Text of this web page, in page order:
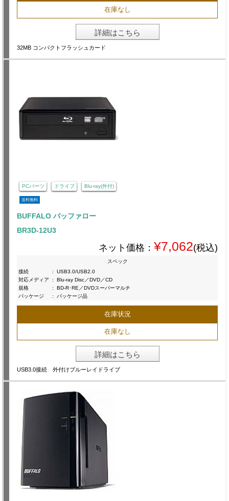
在庫なし
詳細はこちら
32MB コンパクトフラッシュカード
PCパーツ ドライブ Blu-ray(外付)
送料無料
BUFFALO バッファロー
BR3D-12U3
ネット価格： ¥7,062(税込)
スペック
接続
:
USB3.0/USB2.0
対応メディア
:
Blu-ray Disc／DVD／CD
規格
:
BD-R･RE／DVDスーパーマルチ
パッケージ
: パッケージ品
在庫状況
在庫なし
詳細はこちら
USB3.0接続 外付けブルーレイドライブ